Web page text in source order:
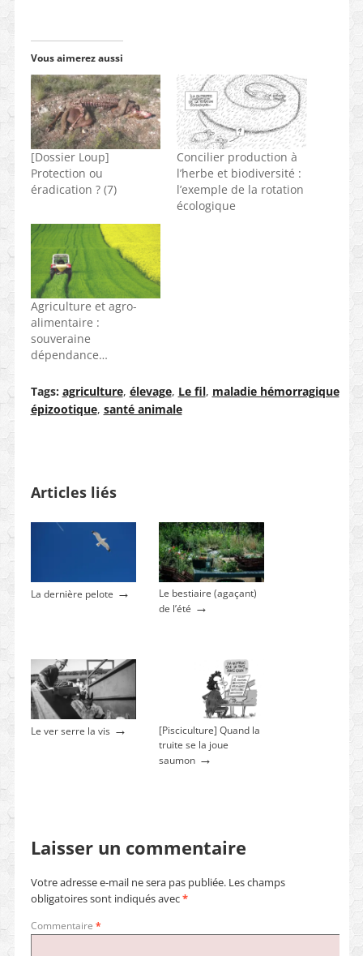
Vous aimerez aussi
[Dossier Loup]
Protection ou
éradication ? (7)
Concilier production à
l’herbe et biodiversité :
l’exemple de la rotation
écologique
Agriculture et agro-
alimentaire :
souveraine
dépendance…
Tags: agriculture, élevage, Le fil, maladie hémorragique
épizootique, santé animale
Articles liés
La dernière pelote →
Le bestiaire (agaçant)
de l’été →
Le ver serre la vis→
[Pisciculture] Quand la
truite se la joue
saumon→
Laisser un commentaire
Votre adresse e-mail ne sera pas publiée. Les champs
obligatoires sont indiqués avec*
Commentaire *